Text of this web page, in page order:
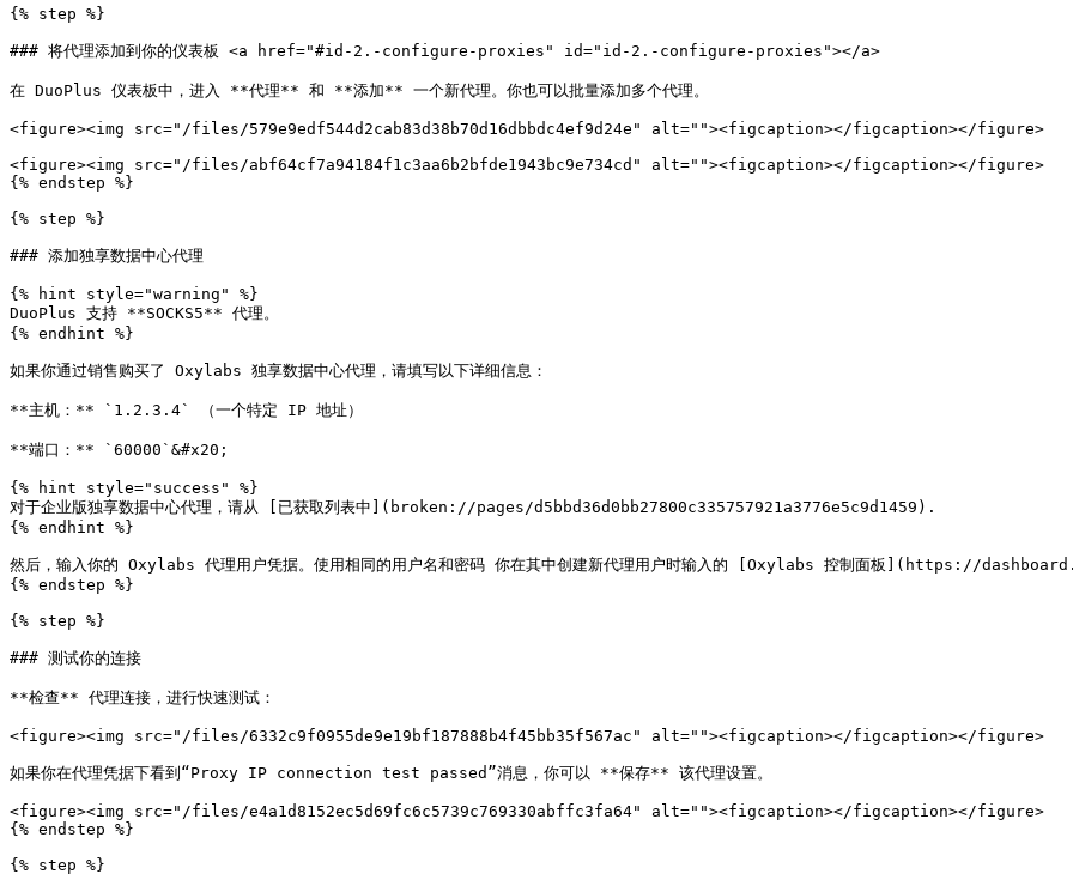
{% step %}
### 将代理添加到你的仪表板 <a href="#id-2.-configure-proxies" id="id-2.-configure-proxies"></a>
在 DuoPlus 仪表板中，进入 **代理** 和 **添加** 一个新代理。你也可以批量添加多个代理。
<figure><img src="/files/579e9edf544d2cab83d38b70d16dbbdc4ef9d24e" alt=""><figcaption></figcaption></figure>
<figure><img src="/files/abf64cf7a94184f1c3aa6b2bfde1943bc9e734cd" alt=""><figcaption></figcaption></figure>
{% endstep %}
{% step %}
### 添加独享数据中心代理
{% hint style="warning" %}
DuoPlus 支持 **SOCKS5** 代理。
{% endhint %}
如果你通过销售购买了 Oxylabs 独享数据中心代理，请填写以下详细信息：
**主机：** `1.2.3.4` （一个特定 IP 地址）
**端口：** `60000`&#x20;
{% hint style="success" %}
对于企业版独享数据中心代理，请从 [已获取列表中](broken://pages/d5bbd36d0bb27800c335757921a3776e5c9d1459).
{% endhint %}
然后，输入你的 Oxylabs 代理用户凭据。使用相同的用户名和密码 你在其中创建新代理用户时输入的 [Oxylabs 控制面板](https://
{% endstep %}
{% step %}
### 测试你的连接
**检查** 代理连接，进行快速测试：
<figure><img src="/files/6332c9f0955de9e19bf187888b4f45bb35f567ac" alt=""><figcaption></figcaption></figure>
如果你在代理凭据下看到“Proxy IP connection test passed”消息，你可以 **保存** 该代理设置。
<figure><img src="/files/e4a1d8152ec5d69fc6c5739c769330abffc3fa64" alt=""><figcaption></figcaption></figure>
{% endstep %}
{% step %}